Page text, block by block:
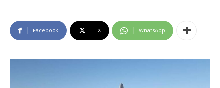
Facebook X WhatsApp